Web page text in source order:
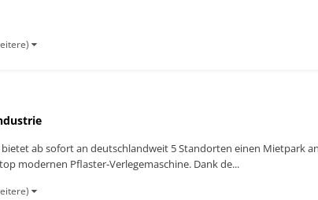
ab sofort an deutschlandweit 5 Standorten einen Mietpark
modernen Pflaster-Verlegemaschine. Dank de...